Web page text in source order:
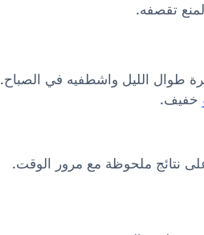
تقصفه.
طوال الليل واشطفيه في الصباح.
خفيف.